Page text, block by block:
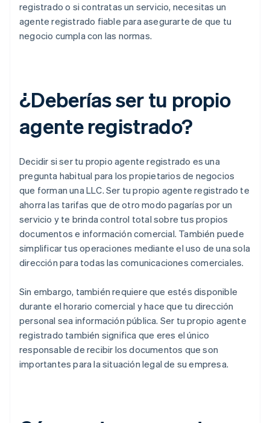
registrado o si contratas un servicio, necesitas un
agente registrado fiable para asegurarte de que tu
negocio cumpla con las normas.
¿Deberías ser tu propio
agente registrado?
Decidir si ser tu propio agente registrado es una
pregunta habitual para los propietarios de negocios
que forman una LLC. Ser tu propio agente registrado te
ahorra las tarifas que de otro modo pagarías por un
servicio y te brinda control total sobre tus propios
documentos e información comercial. También puede
simplificar tus operaciones mediante el uso de una sola
dirección para todas las comunicaciones comerciales.
Sin embargo, también requiere que estés disponible
durante el horario comercial y hace que tu dirección
personal sea información pública. Ser tu propio agente
registrado también significa que eres el único
responsable de recibir los documentos que son
importantes para la situación legal de su empresa.